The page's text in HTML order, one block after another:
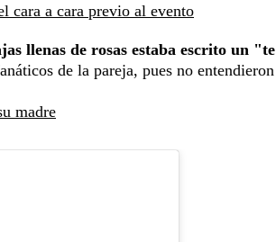
cara a cara previo al evento
llenas de rosas estaba escrito un "te
de la pareja, pues no entendieron
madre